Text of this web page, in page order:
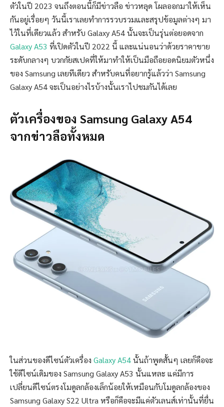
ตัวในปี 2023 จนถึงตอนนี้ก็มีข่าวลือ ข่าวหลุด โผลออกมาให้เห็น
กันอยู่เรื่อยๆ วันนี้เราเลยทำการรวบรวมและสรุปข้อมูลต่างๆ มา
ไว้ในที่เดียวแล้ว สำหรับ Galaxy A54 นั้นจะเป็นรุ่นต่อยอดจาก
Galaxy A53 ที่เปิดตัวในปี 2022 นี้ และแน่นอนว่าด้วยราคาขาย
ระดับกลางๆ บวกกัยสเปคที่ให้มาทำให้เป็นมือถือยอดนิยมตัวหนึ่ง
ของ Samsung เลยทีเดียว สำหรับคนที่อยากรู้แล้วว่า Samsung
Galaxy A54 จะเป็นอย่างไรบ้างนั้นเราไปชมกันได้เลย
ตัวเครื่องของ Samsung Galaxy A54
จากข่าวลือทั้งหมด
ในส่วนของดีไซน์ตัวเครื่อง Galaxy A54นั้นถ้าพูดสั้นๆ เลยก็คือจะ
ใช้ดีไซน์เดิมของ Samsung Galaxy A53 นั้นแหละ แค่มีการ
เปลี่ยนดีไซน์ตรงโมดูลกล้องเล็กน้อยให้เหมือนกับโมดูลกล้องของ
Samsung Galaxy S22 Ultra หรือก็คือจะมีแค่ตัวเลนส์เท่านั้นที่ยื่น